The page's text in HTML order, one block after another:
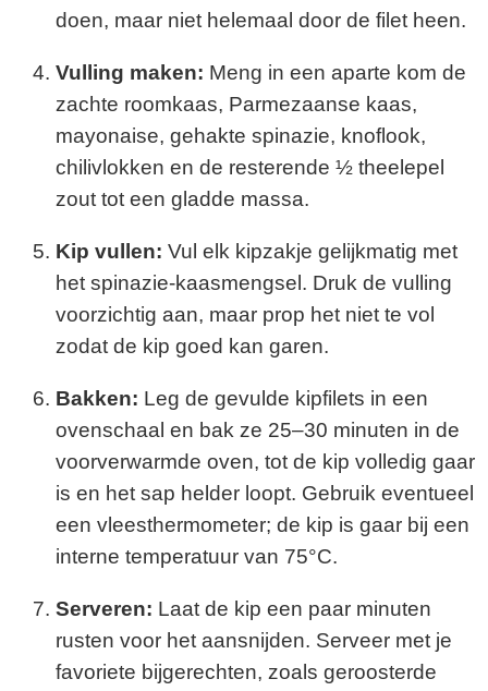
doen, maar niet helemaal door de filet heen.
Vulling maken: Meng in een aparte kom de
zachte roomkaas, Parmezaanse kaas,
mayonaise, gehakte spinazie, knoflook,
chilivlokken en de resterende ½ theelepel
zout tot een gladde massa.
Kip vullen: Vul elk kipzakje gelijkmatig met
het spinazie-kaasmengsel. Druk de vulling
voorzichtig aan, maar prop het niet te vol
zodat de kip goed kan garen.
Bakken: Leg de gevulde kipfilets in een
ovenschaal en bak ze 25–30 minuten in de
voorverwarmde oven, tot de kip volledig gaar
is en het sap helder loopt. Gebruik eventueel
een vleesthermometer; de kip is gaar bij een
interne temperatuur van 75°C.
Serveren: Laat de kip een paar minuten
rusten voor het aansnijden. Serveer met je
favoriete bijgerechten, zoals geroosterde